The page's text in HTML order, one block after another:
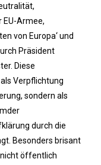
EU-Armee,
von Europa‘ und
Präsident
Diese
Verpflichtung
sondern als
durch die
Besonders brisant
öffentlich